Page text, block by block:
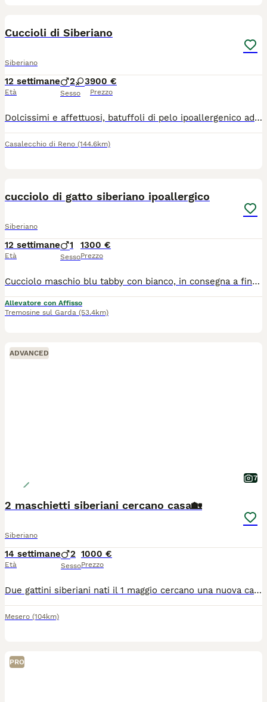
Cuccioli di Siberiano
Siberiano
12 settimane
Età
2 3
Sesso
900 €
Prezzo
Dolcissimi e affettuosi, batuffoli di pelo ipoallergenico adatto agli allergici. Si cedono abituati a lettiera e tira graffi
Casalecchio di Reno (144.6km)
cucciolo di gatto siberiano ipoallergico
Siberiano
12 settimane
Età
1
Sesso
1300 €
Prezzo
Cucciolo maschio blu tabby con bianco, in consegna a fine agosto , ottima genealogia ,ottimo carattere abituato alla lettiera e tiragraffi , genitori testati per tutte le malattie genetiche
Allevatore con Affisso
Tremosine sul Garda (53.4km)
ADVANCED
7
2 maschietti siberiani cercano casa🏡
Siberiano
14 settimane
Età
2
Sesso
1000 €
Prezzo
Due gattini siberiani nati il 1 maggio cercano una nuova casa ... Già microcippati e vaccinati. Mangiano e fanno i loro bisogni in lettiera da quando hanno 1 mese. Sono cresciuti tra i bambini quindi molto socievoli e affettuosi.
Mesero (104km)
PRO